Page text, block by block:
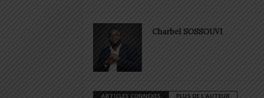
Charbel SOSSOUVI
ARTICLES CONNEXES PLUS DE L'AUTEUR